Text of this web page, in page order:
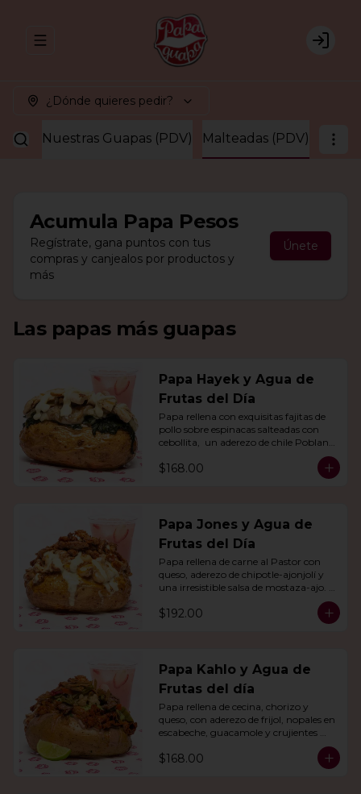
Abrir menu de navegación Login
¿Dónde quieres pedir?
Nuestras Guapas (PDV) Malteadas (PDV)
Acumula Papa Pesos
Regístrate, gana puntos con tus
compras y canjealos por productos y
más
Únete
Las papas más guapas
Papa Hayek y Agua de
Frutas del Día
Papa rellena con exquisitas fajitas de
pollo sobre espinacas salteadas con
cebollita,  un aderezo de chile Poblano.
$168.00
Papa Jones y Agua de
Frutas del Día
Papa rellena de carne al Pastor con
queso, aderezo de chipotle-ajonjolí y
una irresistible salsa de mostaza-ajo.
$192.00
Papa Kahlo y Agua de
Frutas del día
Papa rellena de cecina, chorizo y
queso, con aderezo de frijol, nopales en
escabeche, guacamole y crujientes
$168.00